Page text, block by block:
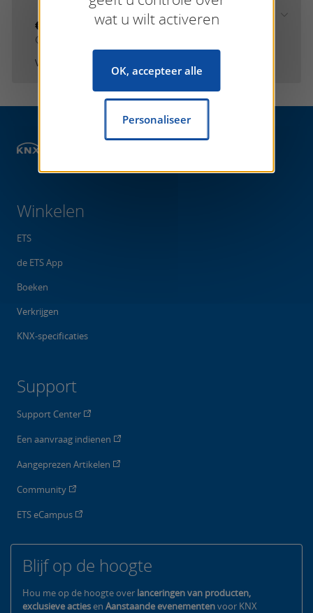
€0.00
Van
Winkelen
ETS
de ETS App
Boeken
Verkrijgen
KNX-specificaties
Support
Support Center
Een aanvraag indienen
Aangeprezen Artikelen
Community
ETS eCampus
Blijf op de hoogte
Hou me op de hoogte over lanceringen van producten,
exclusieve actiesen Aanstaande evenementenvoor KNX
wat u wilt activeren
OK, accepteer alle
Personaliseer